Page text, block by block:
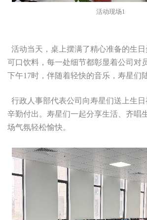
活动现场1
活动当天，桌上摆满了精心准备的生
可口饮料，每一处细节都彰显着公司对
下午17时，伴随着轻快的音乐，寿星们
行政人事部代表公司向寿星们送上生
辛勤付出。寿星们一起分享生活、齐唱
场气氛轻松愉快。